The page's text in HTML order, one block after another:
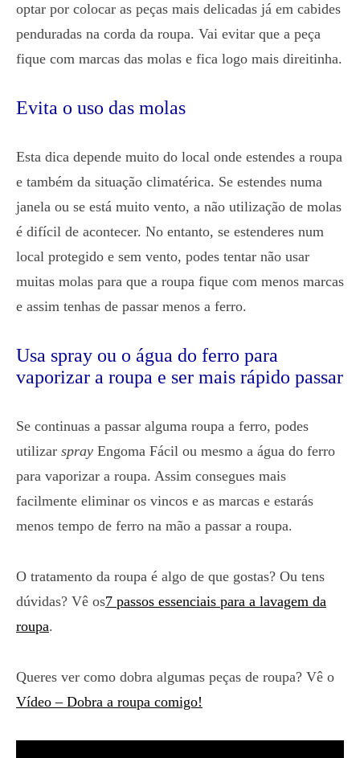
optar por colocar as peças mais delicadas já em cabides
penduradas na corda da roupa. Vai evitar que a peça
fique com marcas das molas e fica logo mais direitinha.
Evita o uso das molas
Esta dica depende muito do local onde estendes a roupa
e também da situação climatérica. Se estendes numa
janela ou se está muito vento, a não utilização de molas
é difícil de acontecer. No entanto, se estenderes num
local protegido e sem vento, podes tentar não usar
muitas molas para que a roupa fique com menos marcas
e assim tenhas de passar menos a ferro.
Usa spray ou o água do ferro para
vaporizar a roupa e ser mais rápido passar
Se continuas a passar alguma roupa a ferro, podes
utilizar spray Engoma Fácil ou mesmo a água do ferro
para vaporizar a roupa. Assim consegues mais
facilmente eliminar os vincos e as marcas e estarás
menos tempo de ferro na mão a passar a roupa.
O tratamento da roupa é algo de que gostas? Ou tens
dúvidas? Vê os7 passos essenciais para a lavagem da
roupa.
Queres ver como dobra algumas peças de roupa? Vê o
Vídeo – Dobra a roupa comigo!